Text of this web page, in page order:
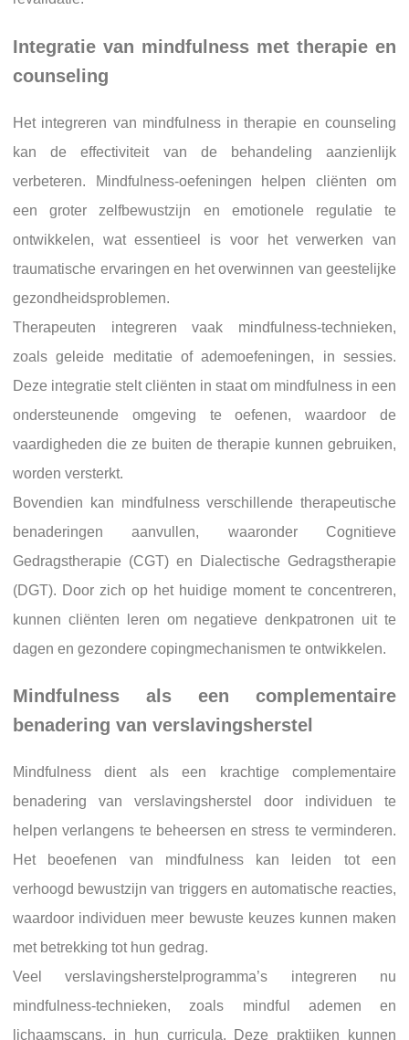
Integratie van mindfulness met therapie en
counseling
Het integreren van mindfulness in therapie en counseling
kan de effectiviteit van de behandeling aanzienlijk
verbeteren. Mindfulness-oefeningen helpen cliënten om
een groter zelfbewustzijn en emotionele regulatie te
ontwikkelen, wat essentieel is voor het verwerken van
traumatische ervaringen en het overwinnen van geestelijke
gezondheidsproblemen.
Therapeuten integreren vaak mindfulness-technieken,
zoals geleide meditatie of ademoefeningen, in sessies.
Deze integratie stelt cliënten in staat om mindfulness in een
ondersteunende omgeving te oefenen, waardoor de
vaardigheden die ze buiten de therapie kunnen gebruiken,
worden versterkt.
Bovendien kan mindfulness verschillende therapeutische
benaderingen aanvullen, waaronder Cognitieve
Gedragstherapie (CGT) en Dialectische Gedragstherapie
(DGT). Door zich op het huidige moment te concentreren,
kunnen cliënten leren om negatieve denkpatronen uit te
dagen en gezondere copingmechanismen te ontwikkelen.
Mindfulness als een complementaire
benadering van verslavingsherstel
Mindfulness dient als een krachtige complementaire
benadering van verslavingsherstel door individuen te
helpen verlangens te beheersen en stress te verminderen.
Het beoefenen van mindfulness kan leiden tot een
verhoogd bewustzijn van triggers en automatische reacties,
waardoor individuen meer bewuste keuzes kunnen maken
met betrekking tot hun gedrag.
Veel verslavingsherstelprogramma’s integreren nu
mindfulness-technieken, zoals mindful ademen en
lichaamscans, in hun curricula. Deze praktijken kunnen